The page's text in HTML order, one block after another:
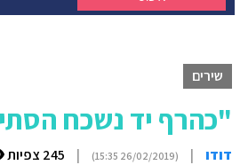
שירים
"כהרף יד נשכח
דודו |
(26/02/2019 15:35)
| 245 צפיות